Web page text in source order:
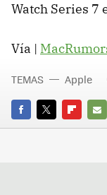
Watch Series 7
Vía |
FACEBOOK
TWITTER
E-
TEMAS Apple